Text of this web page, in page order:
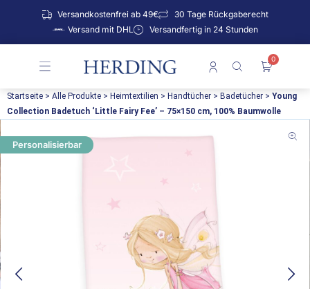
Versandkostenfrei ab 49€
30 Tage Rückgaberecht
Versand mit DHL
Versandfertig in 24 Stunden
0
Startseite > Alle Produkte > Heimtextilien > Handtücher > Badetücher > Young
Collection Badetuch ‘Little Fairy Fee’ – 75×150 cm, 100% Baumwolle
Personalisierbar